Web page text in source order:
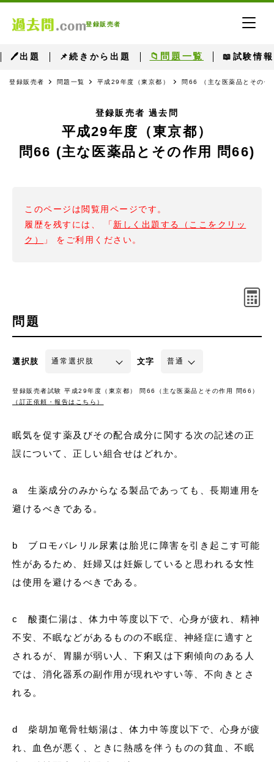
登録販売者
🖊出題 📌続きから出題 📁問題一覧 📖試験情報
登録販売者 問題一覧 平成29年度（東京都） 問66 （主な医薬品とその作
登録販売者 過去問
平成29年度（東京都）
問66 (主な医薬品とその作用 問66)
このページは閲覧用ページです。
履歴を残すには、 「 新しく出題する（ここをクリッ
ク）
」 をご利用ください。
問題
選択肢 文字
登録販売者試験 平成29年度（東京都） 問66（主な医薬品とその作用 問66）
（訂正依頼・報告はこちら）
眠気を促す薬及びその配合成分に関する次の記述の正
誤について、正しい組合せはどれか。
a 生薬成分のみからなる製品であっても、長期連用を
避けるべきである。
b ブロモバレリル尿素は胎児に障害を引き起こす可能
性があるため、妊婦又は妊娠していると思われる女性
は使用を避けるべきである。
c 酸棗仁湯は、体力中等度以下で、心身が疲れ、精神
不安、不眠などがあるものの不眠症、神経症に適すと
されるが、胃腸が弱い人、下痢又は下痢傾向のある人
では、消化器系の副作用が現れやすい等、不向きとさ
れる。
d 柴胡加竜骨牡蛎湯は、体力中等度以下で、心身が疲
れ、血色が悪く、ときに熱感を伴うものの貧血、不眠